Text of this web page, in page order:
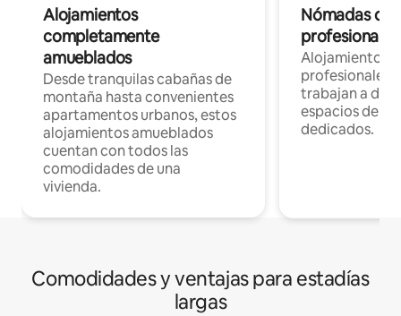
Alojamientos
completamente
amueblados
Desde tranquilas cabañas de
montaña hasta convenientes
apartamentos urbanos, estos
alojamientos amueblados
cuentan con todos las
comodidades de una
vivienda.
Nómadas
Alojamientos
profesionales
trabajan a
espacios de
dedicados.
Comodidades y ventajas para estadías
largas